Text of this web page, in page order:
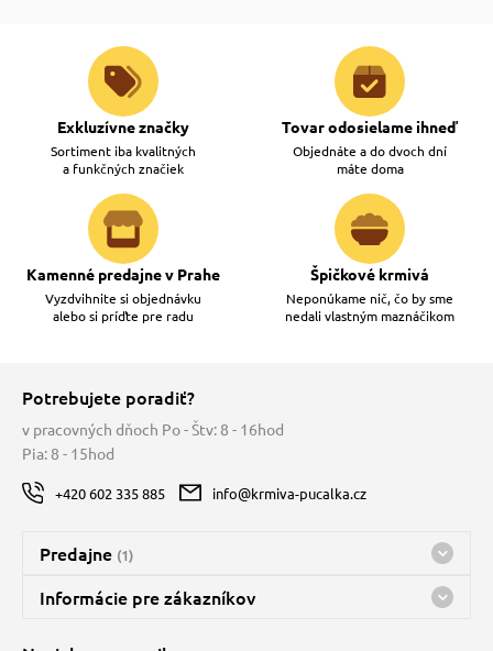
Exkluzívne značky
Sortiment iba kvalitných
a funkčných značiek
Tovar odosielame ihneď
Objednáte a do dvoch dní
máte doma
Kamenné predajne v Prahe
Vyzdvihnite si objednávku
alebo si príďte pre radu
Špičkové krmivá
Neponúkame nič, čo by sme
nedali vlastným maznáčikom
Potrebujete poradiť?
v pracovných dňoch Po - Štv: 8 - 16hod
Pia: 8 - 15hod
+420 602 335 885 info@krmiva-pucalka.cz
Predajne (1)
Predajňa a sklad Kbely
Bohužiaľ, momentálne máme zatvorené
Informácie pre zákazníkov